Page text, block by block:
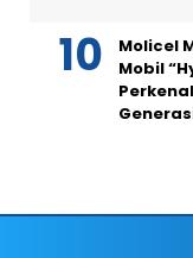
Molicel
Mobil